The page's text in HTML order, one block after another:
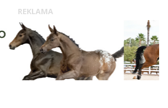
REKLAMA